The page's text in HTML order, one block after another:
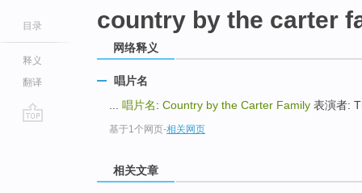
目录
释义
翻译
country by the carter
网络释义
唱片名
唱片名: Country by the Carter Family 表演者:
基于1个网页-相关网页
相关文章